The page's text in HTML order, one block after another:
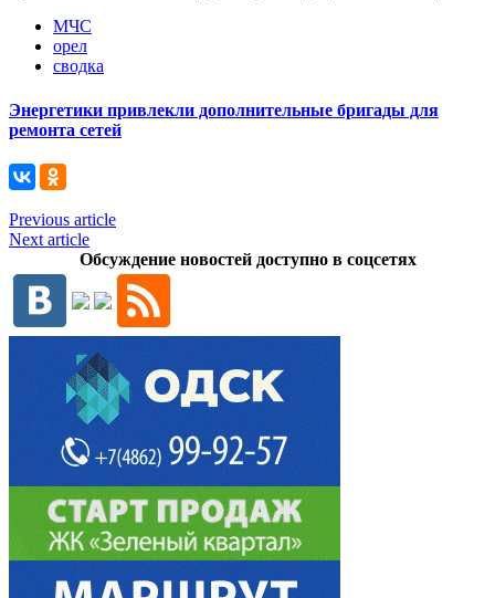
МЧС
орел
сводка
Энергетики привлекли дополнительные бригады для
ремонта сетей
Previous article
Next article
Обсуждение новостей доступно в соцсетях